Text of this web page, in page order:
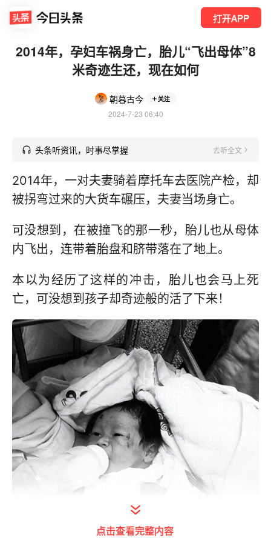
打开APP
2014年，孕妇车祸身亡，胎儿“飞出母体”8
米奇迹生还，现在如何
朝暮古今 关注
2024-7-23 06:40
头条听资讯，时事尽掌握 去听全文
2014年，一对夫妻骑着摩托车去医院产检，却
被拐弯过来的大货车碾压，夫妻当场身亡。
可没想到，在被撞飞的那一秒，胎儿也从母体
内飞出，连带着胎盘和脐带落在了地上。
本以为经历了这样的冲击，胎儿也会马上死
亡，可没想到孩子却奇迹般的活了下来！
点击查看完整内容